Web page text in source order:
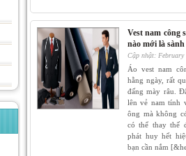
Vest nam công
nào mới là
Cập nhật: February
Áo vest nam
hằng ngày, rất
đấng mày râu.
lên vẻ nam tính
ông mà không
có thể thay thế
phát huy hết
bạn cần nắm